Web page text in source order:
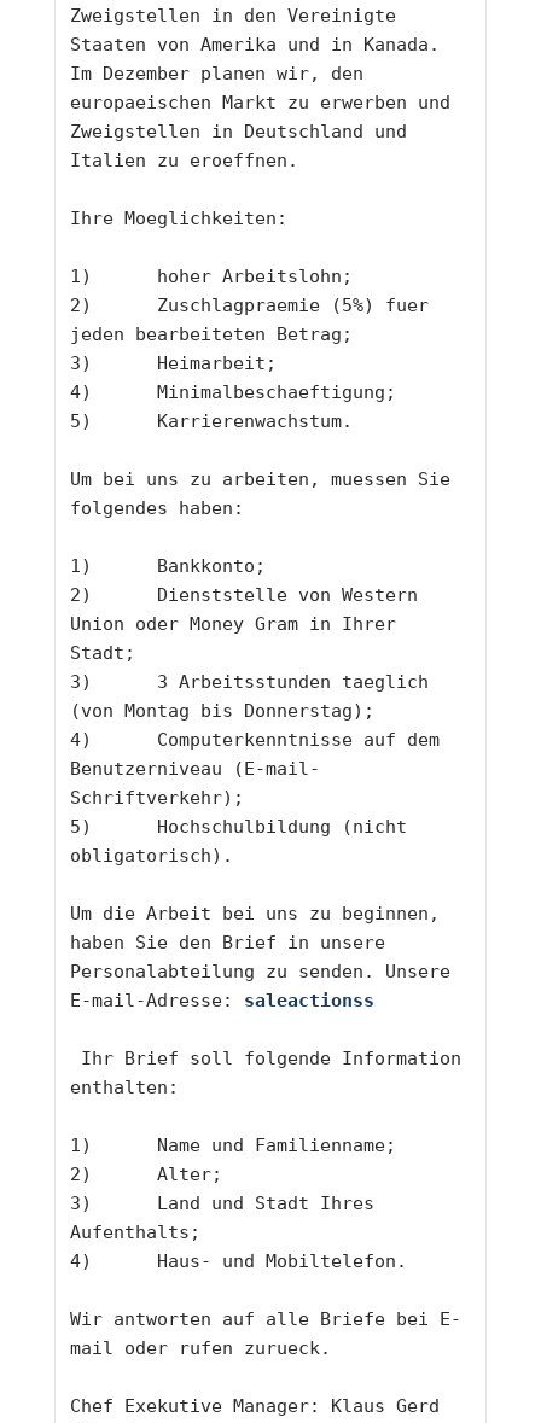
Zweigstellen in den Vereinigte
Staaten von Amerika und in Kanada.
Im Dezember planen wir, den
europaeischen Markt zu erwerben und
Zweigstellen in Deutschland und
Italien zu eroeffnen.
Ihre Moeglichkeiten:
1)	hoher Arbeitslohn;
2)	Zuschlagpraemie (5%) fuer
jeden bearbeiteten Betrag;
3)	Heimarbeit;
4)	Minimalbeschaeftigung;
5)	Karrierenwachstum.
Um bei uns zu arbeiten, muessen Sie
folgendes haben:
1)	Bankkonto;
2)	Dienststelle von Western
Union oder Money Gram in Ihrer
Stadt;
3)	3 Arbeitsstunden taeglich
(von Montag bis Donnerstag);
4)	Computerkenntnisse auf dem
Benutzerniveau (E-mail-
Schriftverkehr);
5)	Hochschulbildung (nicht
obligatorisch).
Um die Arbeit bei uns zu beginnen,
haben Sie den Brief in unsere
Personalabteilung zu senden. Unsere
E-mail-Adresse: saleactionss
enthalten:
1)	Name und Familienname;
2)	Alter;
3)	Land und Stadt Ihres
Aufenthalts;
4)	Haus- und Mobiltelefon.
Wir antworten auf alle Briefe bei E-
mail oder rufen zurueck.
Chef Exekutive Manager: Klaus Gerd